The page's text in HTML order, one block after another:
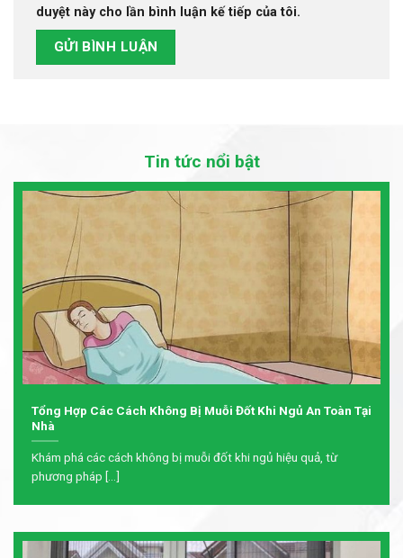
duyệt này cho lần bình luận kế tiếp của tôi.
Tin tức nổi bật
Tổng Hợp Các Cách Không Bị Muỗi Đốt Khi Ngủ An Toàn Tại
Nhà
Khám phá các cách không bị muỗi đốt khi ngủ hiệu quả, từ
phương pháp [...]